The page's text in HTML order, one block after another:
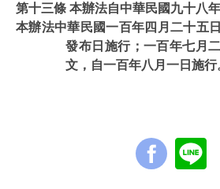
第十三條 本辦法自中華民國九十八
本辦法中華民國一百年四月二十五
發布日施行；一百年七月
文，自一百年八月一日施行